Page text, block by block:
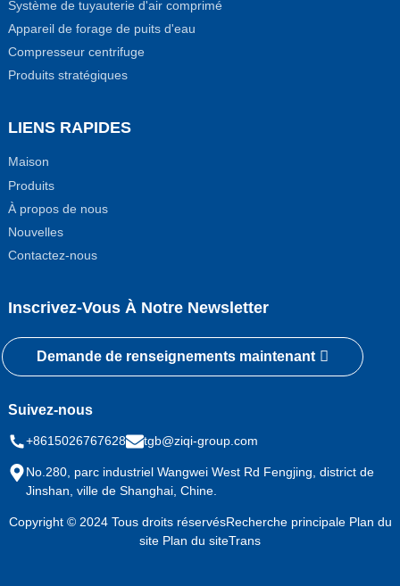
Système de tuyauterie d'air comprimé
Appareil de forage de puits d'eau
Compresseur centrifuge
Produits stratégiques
LIENS RAPIDES
Maison
Produits
À propos de nous
Nouvelles
Contactez-nous
Inscrivez-Vous À Notre Newsletter
Demande de renseignements maintenant
Suivez-nous
+8615026767628 tgb@ziqi-group.com
No.280, parc industriel Wangwei West Rd Fengjing, district de
Jinshan, ville de Shanghai, Chine.
Copyright © 2024 Tous droits réservésRecherche principale Plan du
site Plan du siteTrans